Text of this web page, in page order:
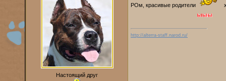
Настоящий друг
РОм, красивые родители
http://alterra-staff.narod.ru/